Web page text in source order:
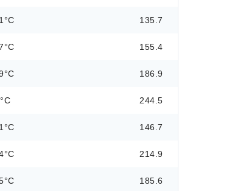
135.7
155.4
186.9
244.5
146.7
214.9
185.6